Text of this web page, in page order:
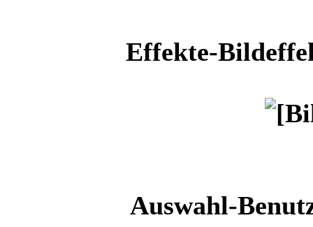
Effekte-
Auswahl-